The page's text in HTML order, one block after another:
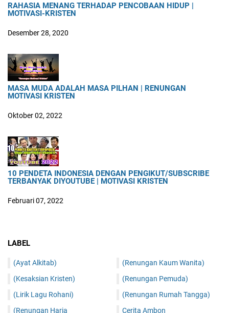
RAHASIA MENANG TERHADAP PENCOBAAN HIDUP |
MOTIVASI-KRISTEN
Desember 28, 2020
MASA MUDA ADALAH MASA PILHAN | RENUNGAN
MOTIVASI KRISTEN
Oktober 02, 2022
10 PENDETA INDONESIA DENGAN PENGIKUT/SUBSCRIBE
TERBANYAK DIYOUTUBE | MOTIVASI KRISTEN
Februari 07, 2022
LABEL
(Ayat Alkitab)
(Kesaksian Kristen)
(Lirik Lagu Rohani)
(Renungan Haria
(Renungan Kaum Wanita)
(Renungan Pemuda)
(Renungan Rumah Tangga)
Cerita Ambon